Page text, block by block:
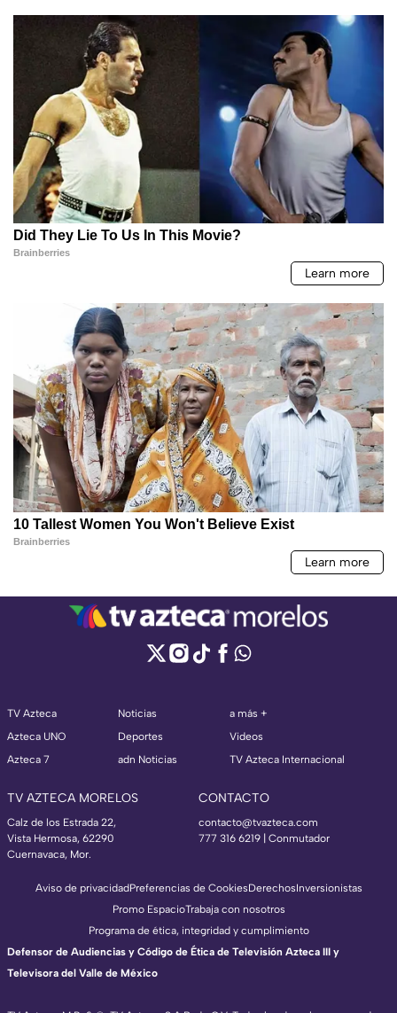
TV Azteca
Azteca UNO
Azteca 7
Noticias
Deportes
adn Noticias
a más +
Videos
TV Azteca Internacional
TV AZTECA MORELOS
Calz de los Estrada 22,
Vista Hermosa, 62290
Cuernavaca, Mor.
CONTACTO
contacto@tvazteca.com
777 316 6219 | Conmutador
Aviso de privacidadPreferencias de CookiesDerechosInversionistas
Promo EspacioTrabaja con nosotros
Programa de ética, integridad y cumplimiento
Defensor de Audiencias y Código de Ética de Televisión Azteca III y
Televisora del Valle de México